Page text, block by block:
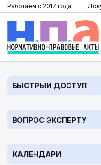
Работаем с 2017 года
БЫСТРЫЙ ДОСТУП
ВОПРОС ЭКСПЕРТУ
КАЛЕНДАРИ